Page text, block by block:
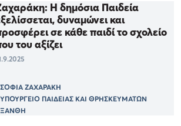
Η δημόσια Παιδεία
δυναμώνει και
σε κάθε παιδί το σχολείο
του αξίζει
ΖΑΧΑΡΑΚΗ
ΠΑΙΔΕΙΑΣ ΚΑΙ ΘΡΗΣΚΕΥΜΑΤΩΝ